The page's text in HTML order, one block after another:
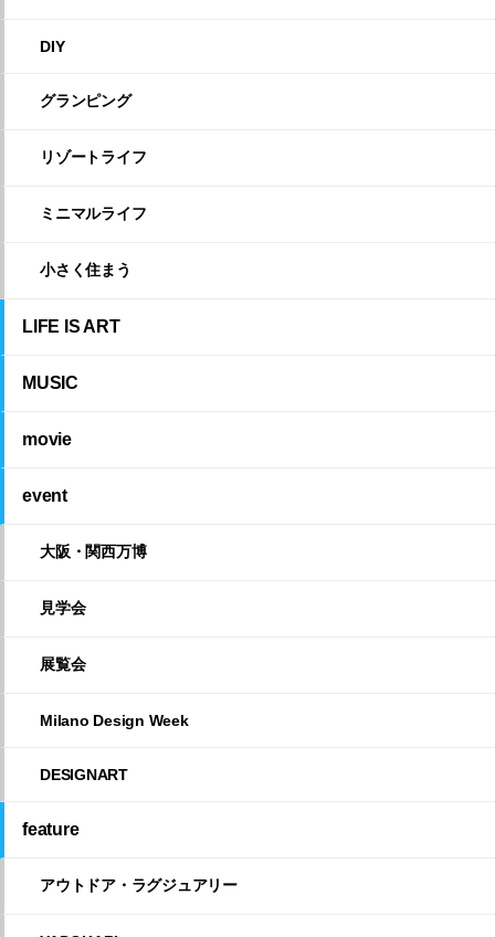
DIY
グランピング
リゾートライフ
ミニマルライフ
小さく住まう
LIFE IS ART
MUSIC
movie
event
大阪・関西万博
見学会
展覧会
Milano Design Week
DESIGNART
feature
アウトドア・ラグジュアリー